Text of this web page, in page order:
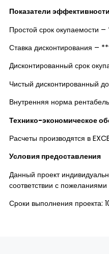
Показатели
Простой срок окупаемости
Ставка дисконтирования –
Дисконтированный срок
Чистый дисконтированный
Внутренняя норма
Технико-экономическое
Расчеты производятся в
Условия предоставления
Данный проект
соответствии с пожеланиями
Сроки выполнения проекта: